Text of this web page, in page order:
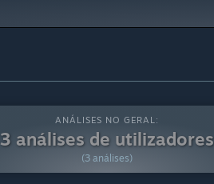
ANÁLISES NO GERAL:
3 análises de utilizadores
(3 análises)